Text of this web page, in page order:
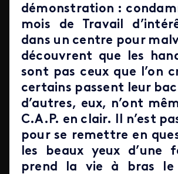
démonstration :
mois de Travail
dans un centre pour
découvrent que les
sont pas ceux que l’on
certains passent leur
d’autres, eux, n’ont
C.A.P. en clair. Il n’est
pour se remettre en
les beaux yeux d’une
prend la vie à bras le